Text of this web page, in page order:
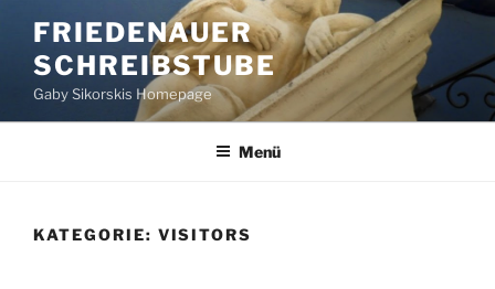
Inhalt
springen
FRIEDENAUER
SCHREIBSTUBE
Gaby Sikorskis Homepage
Menü
KATEGORIE: VISITORS